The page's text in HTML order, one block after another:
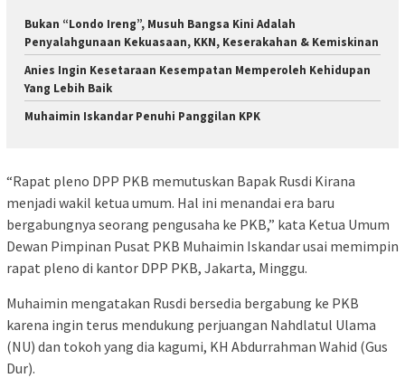
Bukan “Londo Ireng”, Musuh Bangsa Kini Adalah
Penyalahgunaan Kekuasaan, KKN, Keserakahan & Kemiskinan
Anies Ingin Kesetaraan Kesempatan Memperoleh Kehidupan
Yang Lebih Baik
Muhaimin Iskandar Penuhi Panggilan KPK
“Rapat pleno DPP PKB memutuskan Bapak Rusdi Kirana
menjadi wakil ketua umum. Hal ini menandai era baru
bergabungnya seorang pengusaha ke PKB,” kata Ketua Umum
Dewan Pimpinan Pusat PKB Muhaimin Iskandar usai memimpin
rapat pleno di kantor DPP PKB, Jakarta, Minggu.
Muhaimin mengatakan Rusdi bersedia bergabung ke PKB
karena ingin terus mendukung perjuangan Nahdlatul Ulama
(NU) dan tokoh yang dia kagumi, KH Abdurrahman Wahid (Gus
Dur).